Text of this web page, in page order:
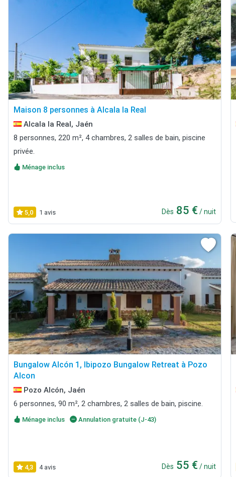
Maison 8 personnes à Alcala la Real
Alcala la Real, Jaén
8 personnes, 220 m², 4 chambres, 2 salles de bain, piscine
privée.
Ménage inclus
5,0 1 avis Dès 85 € / nuit
Bungalow Alcón 1, Ibipozo Bungalow Retreat à Pozo
Alcon
Pozo Alcón, Jaén
6 personnes, 90 m², 2 chambres, 2 salles de bain, piscine.
Ménage inclus Annulation gratuite (J-43)
4,3 4 avis Dès 55 € / nuit